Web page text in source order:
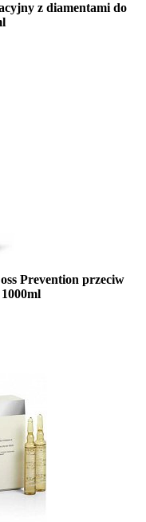
z diamentami do
Prevention przeciw